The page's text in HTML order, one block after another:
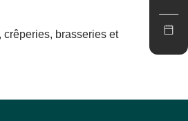
crêperies, brasseries et